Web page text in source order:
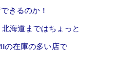
きるのか！
海道まではちょっと
の在庫の多い店で